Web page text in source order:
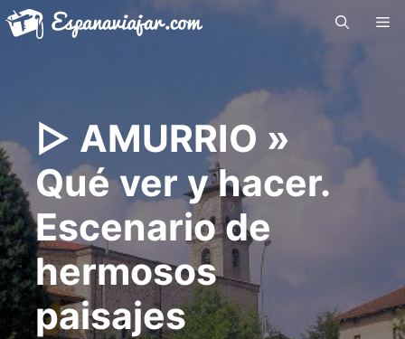
Saltar
▷ AMURRIO »
Qué ver y hacer.
Escenario de
hermosos
paisajes